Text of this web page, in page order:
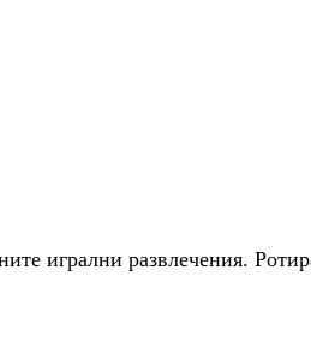
игрални развлечения.